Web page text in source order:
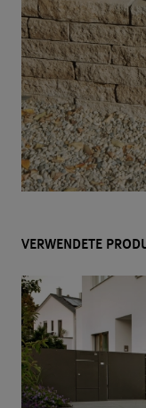
VERWENDETE